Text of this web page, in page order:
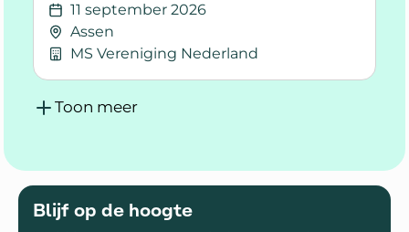
11 september 2026
Assen
MS Vereniging Nederland
Lees meer over Contactbijeenkomst
Toon meer
Blijf op de hoogte